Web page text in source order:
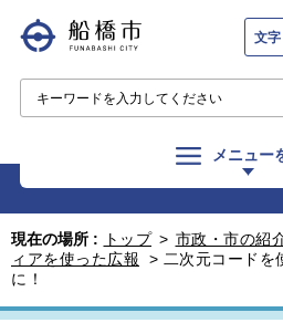
文
メニュー
現在の場所 : トップ > 市政・市の紹
ィアを使った広報
> 二次元コードを
に！